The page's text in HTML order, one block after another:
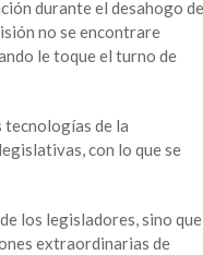
durante el desahogo de
no se encontrare
le toque el turno de
tecnologías de la
con lo que se
los legisladores, sino que
extraordinarias de